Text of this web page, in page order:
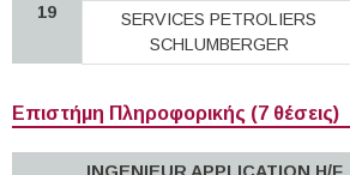
19
SERVICES PETROLIERS
SCHLUMBERGER
Επιστήμη Πληροφορικής (7 θέσεις)
INGENIEUR APPLICATION H/F